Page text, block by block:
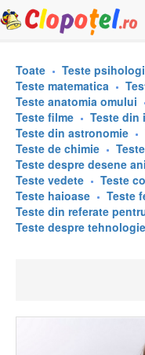
Toate Teste
Teste matematica
Teste anatomia omului
Teste filme
Teste din
Teste din astronomie
Teste de chimie
Teste despre desene
Teste vedete
Teste
Teste haioase
Teste
Teste din referate
Teste despre